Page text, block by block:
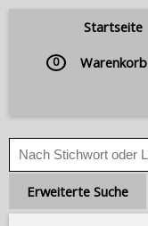
Startseite
0 Warenkorb
Erweiterte Suche